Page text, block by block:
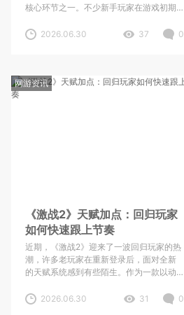
核心环节之一。不少新手玩家在游戏初期
如何分配才最稳妥？是优先主力输出，还
2026.06.30 37 0
网游资讯
《激战2》天赋加点：回归玩家
如何快速跟上节奏
近期，《激战2》迎来了一波回归玩家的热
潮，许多老玩家在重新登录后，面对全新
的天赋系统感到有些陌生。作为一款以动
MMORPG，《激战2》的天赋加点方式与
2026.06.30 31 0